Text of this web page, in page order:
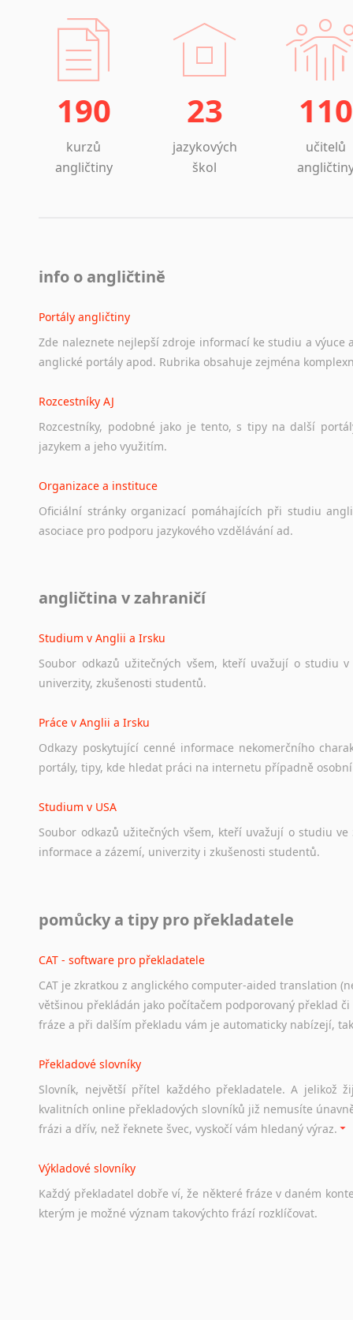
190
kurzů
angličtiny
23
jazykových
škol
110
učitelů
info o angličtině
Portály angličtiny
Zde naleznete nejlepší zdroje informací ke studiu a výuce
anglické portály apod. Rubrika obsahuje zejména
Rozcestníky AJ
Rozcestníky, podobné jako je tento, s tipy na další
jazykem a jeho využitím.
Organizace a instituce
Oficiální stránky organizací pomáhajících při studiu
asociace pro podporu jazykového vzdělávání ad.
Ať už se jedná o česká diskusní
angličtina v zahraničí
Studium v Anglii a Irsku
Soubor odkazů užitečných všem, kteří uvažují o studiu v
univerzity, zkušenosti studentů.
Práce v Anglii a Irsku
Odkazy poskytující cenné informace nekomerčního
portály, tipy, kde hledat práci na internetu případně osobní
Studium v USA
Soubor odkazů užitečných všem, kteří uvažují o studiu ve
informace a zázemí, univerzity i zkušenosti studentů.
Odkazy poskytující cenné informace nekomerčního
Studium v Austrálii
Soubor odkazů užitečných všem, kteří uvažují o studiu v
a zázemí, australské univerzity a samozřejmě i osobní
Práce v Austrálii
Odkazy poskytující cenné informace nekomerčního
hledat práci na internetu případně osobní zkušenosti
Hledáte-li
práci
stejná obecná pravidla, jako pro český životopis. Tak dost
pomůcky a tipy pro překladatele
CAT - software pro překladatele
CAT je zkratkou z anglického computer-aided translation
většinou překládán jako počítačem podporovaný překlad
fráze a při dalším překladu vám je automaticky nabízejí,
Překladové slovníky
Slovník, největší přítel každého překladatele. A jelikož
kvalitních online překladových slovníků již nemusíte
frázi a dřív, než řeknete švec, vyskočí vám hledaný výraz.
Výkladové slovníky
Každý překladatel dobře ví, že některé fráze v daném
kterým je možné význam takovýchto frází rozklíčovat.